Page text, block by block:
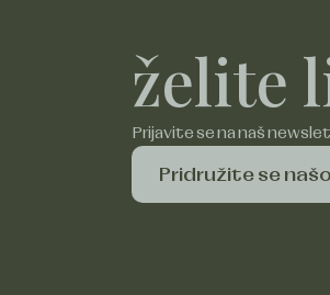
želite
Prijavite se na naš
Pridružite se